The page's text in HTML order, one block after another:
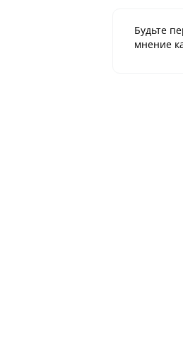
Будьте
мнение